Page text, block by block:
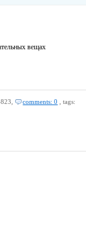
вещах
comments: 0 , tags: